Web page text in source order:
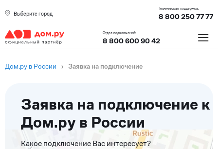
Выберите город
Техническая поддержка:
8 800 250 77 77
Отдел подключений:
8 800 600 90 42 ≡
Дом.ру в России › Заявка на подключение
Заявка на подключение к
Дом.ру в России
Какое подключение Вас интересует?